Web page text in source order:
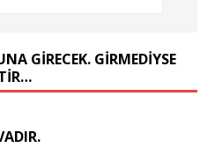
GIRECEK. GIRMEDIYSE